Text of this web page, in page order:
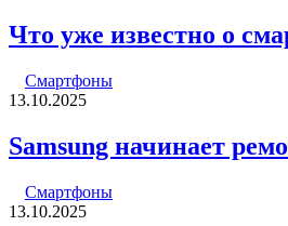
Что уже известно о
Смартфоны
13.10.2025
Samsung начинает
Смартфоны
13.10.2025